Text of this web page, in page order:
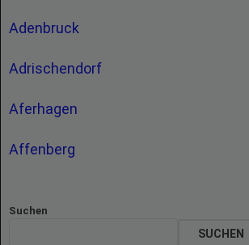
Adenbruck
Adrischendorf
Aferhagen
Affenberg
Suchen
SUCHEN